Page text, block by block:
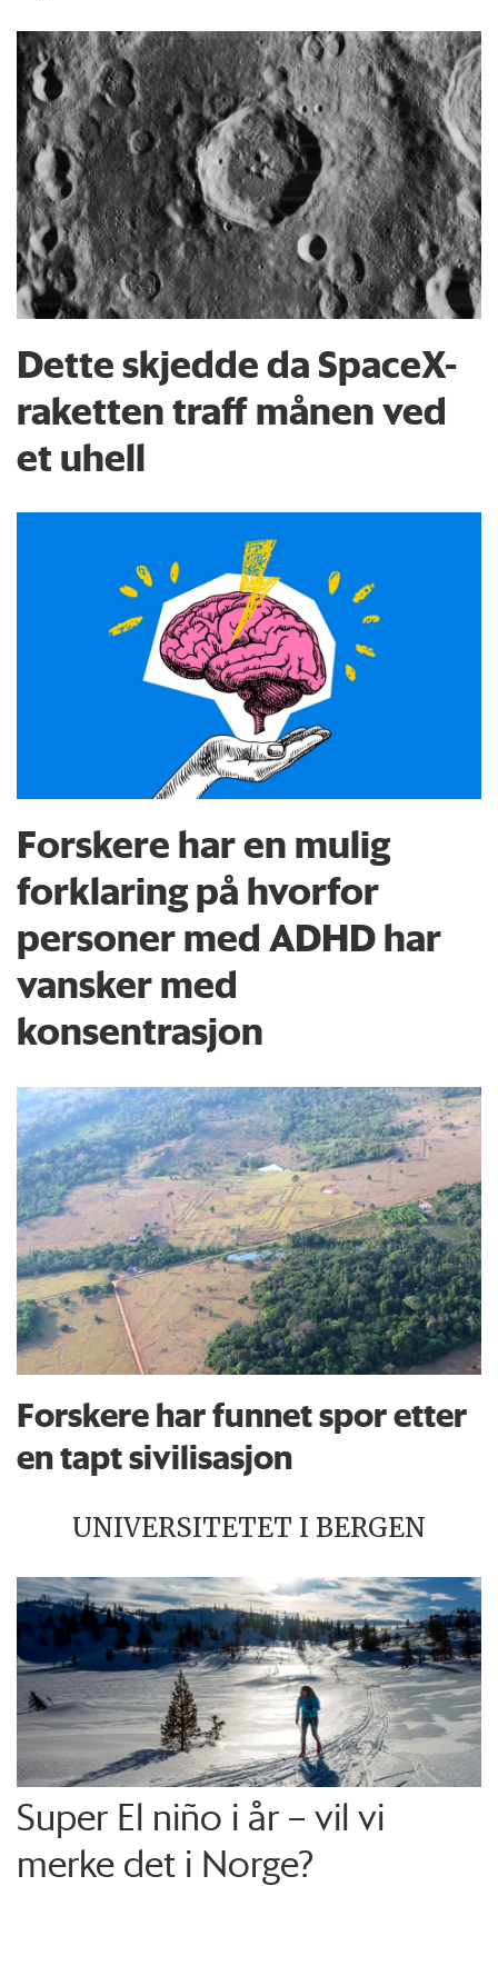
Dette skjedde da SpaceX-
raketten traff månen ved
et uhell
Forskere har en mulig
forklaring på hvorfor
personer med ADHD har
vansker med
konsentrasjon
Forskere har funnet spor etter
en tapt sivilisasjon
UNIVERSITETET I BERGEN
Super El niño i år – vil vi
merke det i Norge?